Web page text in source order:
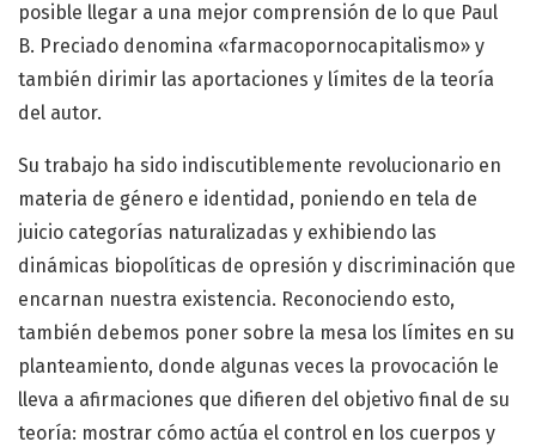
posible llegar a una mejor comprensión de lo que Paul
B. Preciado denomina «farmacopornocapitalismo» y
también dirimir las aportaciones y límites de la teoría
del autor.
Su trabajo ha sido indiscutiblemente revolucionario en
materia de género e identidad, poniendo en tela de
juicio categorías naturalizadas y exhibiendo las
dinámicas biopolíticas de opresión y discriminación que
encarnan nuestra existencia. Reconociendo esto,
también debemos poner sobre la mesa los límites en su
planteamiento, donde algunas veces la provocación le
lleva a afirmaciones que difieren del objetivo final de su
teoría: mostrar cómo actúa el control en los cuerpos y